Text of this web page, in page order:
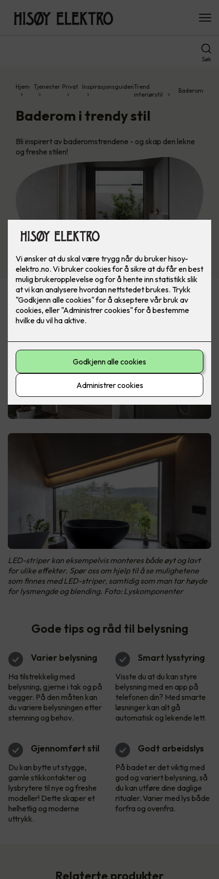
Søk
Hjem Tjenester Privat InspirasjonsguidenTrend
interiørstil
Baderom
Baderom i trendy stil
Bli inspirert av baderomstrendene - og skap den lekne
og freshe stilen!
LED-striper kan eksempelvis monteres både øyt og lavt
for ulike effekter. Spør oss om hjelp til å se mulighetene
som finnes med LED-striper, samtidig som man tar høyde
for lysmengde og blending. Foto: Lyskomponenter
Gode tips og råd til belysning
Varier belysning
Ha tilstrekkelig med
belysning, gjerne i tak og på
vegger. På den måten kan
du variere belysningen etter
stemning og behov.
Smart lysstyring
Visste du at du kan styre
belysning med en app på
telefonen din? Med smarte
løsninger kan alt gå
automatisk og lekende lett.
Gjennomført stil
Du kan bytte ut stygge,
gamle stikkontakter og
lysbrytere til nye og freshe
modeller! Dette skaper et
helhetlig og moderne
uttrykk.
Godt arbeidslys
På badet er det viktig med
god og variert belysning, så
du kan utføre dine daglige
ritualer. Varier med lys både
forfra og ovenfra.
Relaterte produkter